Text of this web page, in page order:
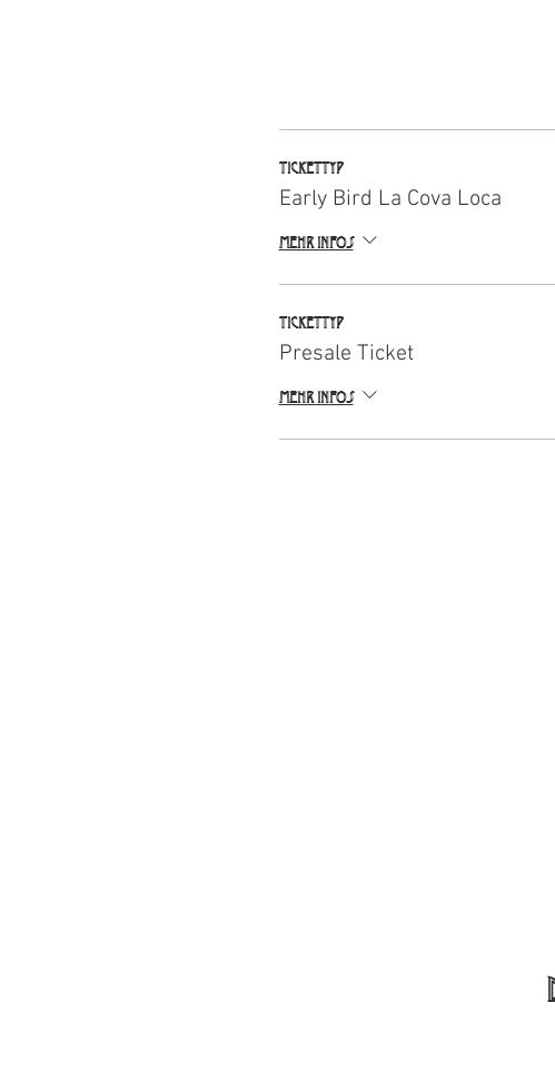
Tickettyp
Early Bird La Cova Loca
Mehr Infos
Tickettyp
Presale Ticket
Mehr Infos